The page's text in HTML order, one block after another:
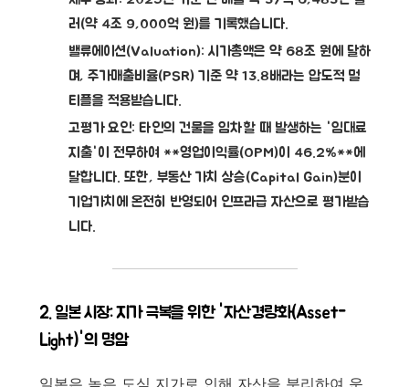
러(약 4조 9,000억 원)를 기록했습니다.
밸류에이션(Valuation): 시가총액은 약 68조 원에 달하
며, 주가매출비율(PSR) 기준 약 13.8배라는 압도적 멀
티플을 적용받습니다.
고평가 요인: 타인의 건물을 임차할 때 발생하는 '임대료
지출'이 전무하여 **영업이익률(OPM)이 46.2%**에
달합니다. 또한, 부동산 가치 상승(Capital Gain)분이
기업가치에 온전히 반영되어 인프라급 자산으로 평가받습
니다.
2. 일본 시장: 지가 극복을 위한 '자산경량화(Asset-
Light)'의 명암